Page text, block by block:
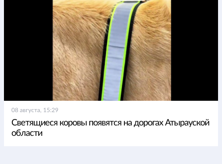
08 августа, 15:29
Светящиеся коровы появятся на дорогах Атырауской
области